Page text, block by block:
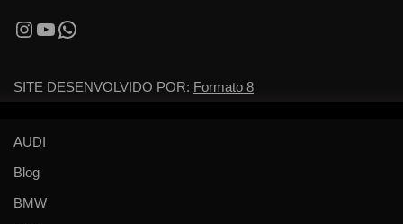
SITE DESENVOLVIDO POR: Formato 8
AUDI
Blog
BMW